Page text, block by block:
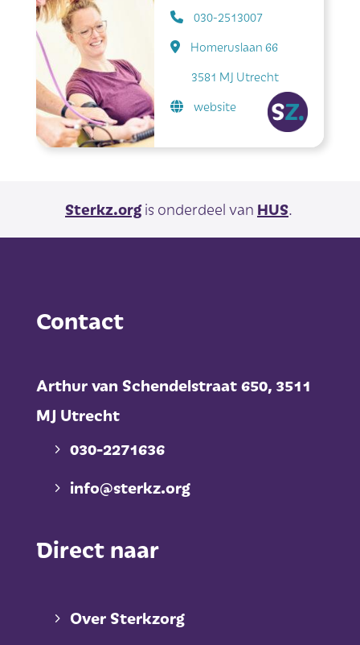
030-2513007
Homeruslaan 66
3581 MJ Utrecht
website
Sterkz.orgis onderdeel van HUS.
Contact
Arthur van Schendelstraat 650, 3511
MJ Utrecht
030-2271636
info@sterkz.org
Direct naar
Over Sterkzorg